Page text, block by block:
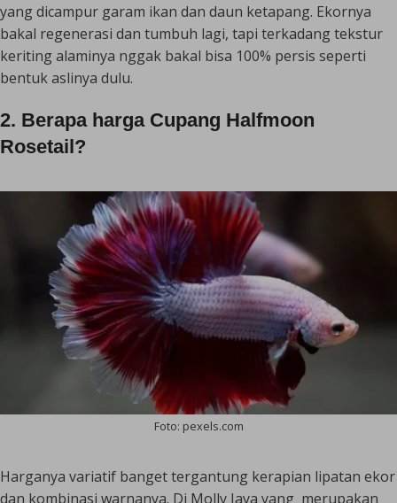
yang dicampur garam ikan dan daun ketapang. Ekornya
bakal regenerasi dan tumbuh lagi, tapi terkadang tekstur
keriting alaminya nggak bakal bisa 100% persis seperti
bentuk aslinya dulu.
2. Berapa harga Cupang Halfmoon
Rosetail?
Foto: pexels.com
Harganya variatif banget tergantung kerapian lipatan ekor
dan kombinasi warnanya. Di Molly Jaya yang merupakan